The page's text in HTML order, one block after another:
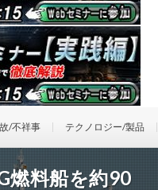
/不祥事 テクノロジー/製品
燃料船を約90